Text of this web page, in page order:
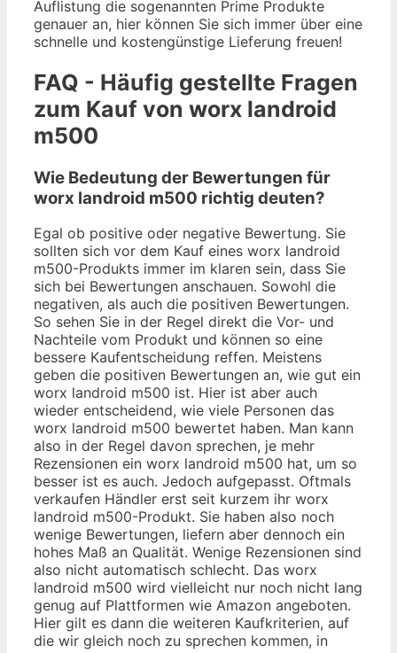
Auflistung die sogenannten Prime Produkte
genauer an, hier können Sie sich immer über eine
schnelle und kostengünstige Lieferung freuen!
FAQ - Häufig gestellte Fragen
zum Kauf von worx landroid
m500
Wie Bedeutung der Bewertungen für
worx landroid m500 richtig deuten?
Egal ob positive oder negative Bewertung. Sie
sollten sich vor dem Kauf eines worx landroid
m500-Produkts immer im klaren sein, dass Sie
sich bei Bewertungen anschauen. Sowohl die
negativen, als auch die positiven Bewertungen.
So sehen Sie in der Regel direkt die Vor- und
Nachteile vom Produkt und können so eine
bessere Kaufentscheidung reffen. Meistens
geben die positiven Bewertungen an, wie gut ein
worx landroid m500 ist. Hier ist aber auch
wieder entscheidend, wie viele Personen das
worx landroid m500 bewertet haben. Man kann
also in der Regel davon sprechen, je mehr
Rezensionen ein worx landroid m500 hat, um so
besser ist es auch. Jedoch aufgepasst. Oftmals
verkaufen Händler erst seit kurzem ihr worx
landroid m500-Produkt. Sie haben also noch
wenige Bewertungen, liefern aber dennoch ein
hohes Maß an Qualität. Wenige Rezensionen sind
also nicht automatisch schlecht. Das worx
landroid m500 wird vielleicht nur noch nicht lang
genug auf Plattformen wie Amazon angeboten.
Hier gilt es dann die weiteren Kaufkriterien, auf
die wir gleich noch zu sprechen kommen, in